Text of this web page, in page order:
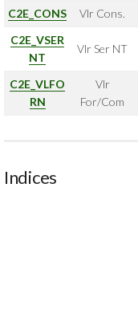
C2E_CONS Vlr Cons.
C2E_VSER
NT
Vlr Ser NT
C2E_VLFO
RN
Vlr
For/Com
Indices